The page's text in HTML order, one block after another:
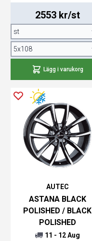
2553 kr/st
Lägg i varukorg
AUTEC
ASTANA BLACK
POLISHED / BLACK
POLISHED
11 - 12 Aug